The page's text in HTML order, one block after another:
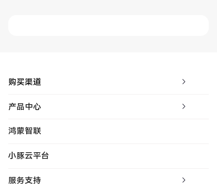
购买渠道
产品中心
鸿蒙智联
小豚云平台
服务支持